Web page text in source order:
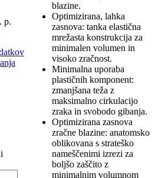
blazine.
Optimizirana, lahka
zasnova: tanka elastična
mrežasta konstrukcija za
minimalen volumen in
visoko zračnost.
Minimalna uporaba
plastičnih komponent:
zmanjšana teža z
maksimalno cirkulacijo
zraka in svobodo gibanja.
Optimizirana zasnova
zračne blazine: anatomsko
oblikovana s strateško
nameščenimi izrezi za
boljšo zaščito z
minimalnim volumnom
p.